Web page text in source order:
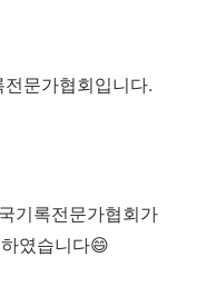
문가협회입니다.
기록전문가협회가
였습니다😄